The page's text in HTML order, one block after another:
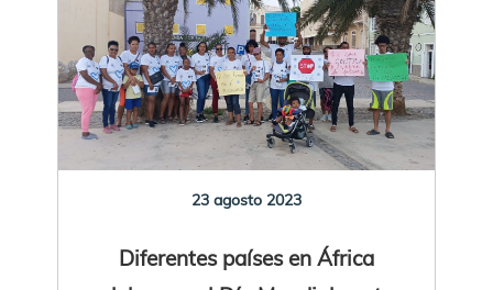
23 agosto 2023
Diferentes países en África